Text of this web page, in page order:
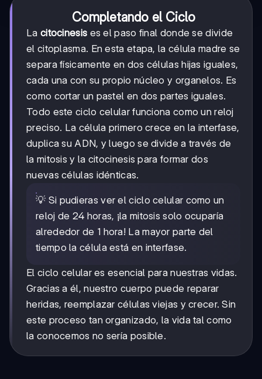
Completando el Ciclo
La citocinesis es el paso final donde se divide
el citoplasma. En esta etapa, la célula madre se
separa físicamente en dos células hijas iguales,
cada una con su propio núcleo y organelos. Es
como cortar un pastel en dos partes iguales.
Todo este ciclo celular funciona como un reloj
preciso. La célula primero crece en la interfase,
duplica su ADN, y luego se divide a través de
la mitosis y la citocinesis para formar dos
nuevas células idénticas.
💡 Si pudieras ver el ciclo celular como un
reloj de 24 horas, ¡la mitosis solo ocuparía
alrededor de 1 hora! La mayor parte del
tiempo la célula está en interfase.
El ciclo celular es esencial para nuestras vidas.
Gracias a él, nuestro cuerpo puede reparar
heridas, reemplazar células viejas y crecer. Sin
este proceso tan organizado, la vida tal como
la conocemos no sería posible.